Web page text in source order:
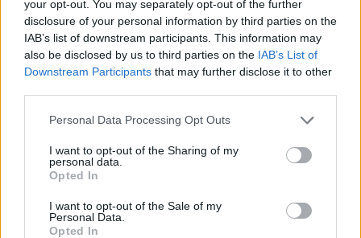
your opt-out. You may separately opt-out of the further
disclosure of your personal information by third parties on the
IAB’s list of downstream participants. This information may
also be disclosed by us to third parties on the IAB’s List of
Downstream Participants that may further disclose it to other
Personal Data Processing Opt Outs
I want to opt-out of the Sharing of my
personal data.
Opted In
I want to opt-out of the Sale of my
Personal Data.
Opted In
Τριμερής αμυντική
συμφωνία: Τουρκία,
δεσμούς τους
Ελληνικοί
αξιοποίηση της
πληροφορίας
ΔΙΑΦΗΜΙΣΗ